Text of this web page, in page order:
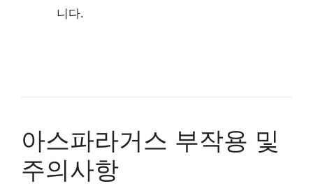
니다.
아스파라거스 부작용 및
주의사항